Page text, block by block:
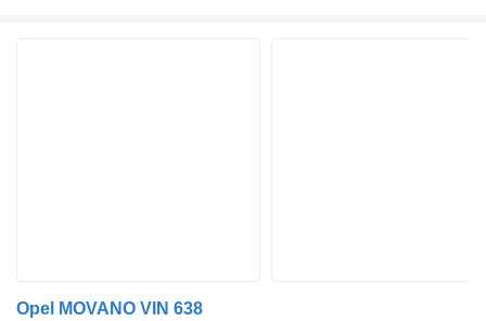
Opel MOVANO VIN 638